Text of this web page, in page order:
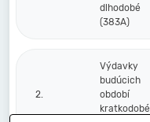
dlhodobé
(383A)
2.
Výdavky
budúcich
období
kratkodobé